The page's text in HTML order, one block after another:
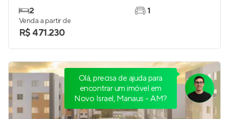
2
1
Venda a partir de
R$ 471.230
Olá, precisa de ajuda para
encontrar um imóvel em
Novo Israel, Manaus - AM?